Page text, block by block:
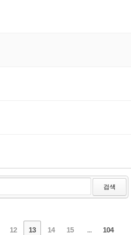
검색
12 13 14 15 ... 104